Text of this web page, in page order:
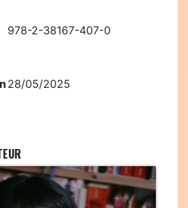
978-2-38167-407-0
28/05/2025